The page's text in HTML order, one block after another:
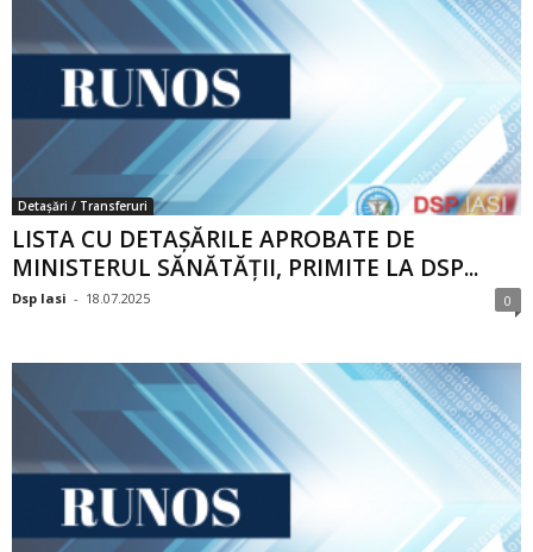
Detașări / Transferuri
LISTA CU DETAȘĂRILE APROBATE DE
MINISTERUL SĂNĂTĂȚII, PRIMITE LA DSP...
Dsp Iasi - 18.07.2025 0